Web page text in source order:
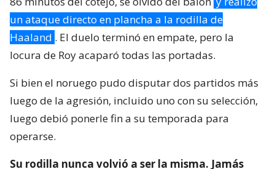
un ataque directo en plancha a la rodilla de
Haaland . El duelo terminó en empate, pero la
locura de Roy acaparó todas las portadas.
Si bien el noruego pudo disputar dos partidos más
luego de la agresión, incluido uno con su selección,
luego debió ponerle fin a su temporada para
operarse.
Su rodilla nunca volvió a ser la misma. Jamás